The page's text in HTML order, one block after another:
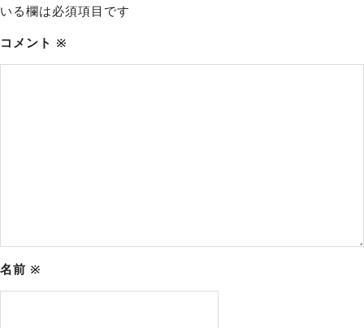
いる欄は必須項目です
コメント ※
名前 ※